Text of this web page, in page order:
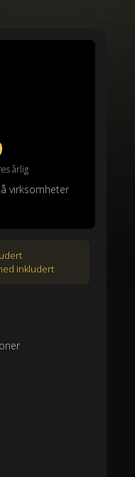
årlig
virksomheter
inkludert